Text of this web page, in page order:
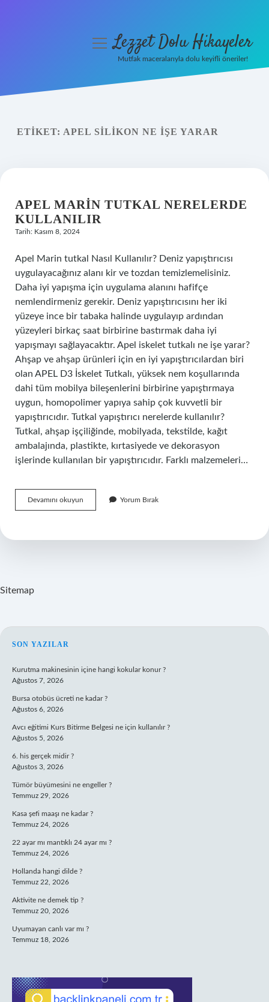
Yasal Uyarı
menüyüLezzet Dolu Hikayeler
Mutfak maceralarıyla dolu keyifli öneriler!
ETIKET: APEL SILIKON NE IŞE YARAR
APEL MARIN TUTKAL NERELERDE
KULLANILIR
Tarih: Kasım 8, 2024
Apel Marin tutkal Nasıl Kullanılır? Deniz yapıştırıcısı
uygulayacağınız alanı kir ve tozdan temizlemelisiniz.
Daha iyi yapışma için uygulama alanını hafifçe
nemlendirmeniz gerekir. Deniz yapıştırıcısını her iki
yüzeye ince bir tabaka halinde uygulayıp ardından
yüzeyleri birkaç saat birbirine bastırmak daha iyi
yapışmayı sağlayacaktır. Apel iskelet tutkalı ne işe yarar?
Ahşap ve ahşap ürünleri için en iyi yapıştırıcılardan biri
olan APEL D3 İskelet Tutkalı, yüksek nem koşullarında
dahi tüm mobilya bileşenlerini birbirine yapıştırmaya
uygun, homopolimer yapıya sahip çok kuvvetli bir
yapıştırıcıdır. Tutkal yapıştırıcı nerelerde kullanılır?
Tutkal, ahşap işçiliğinde, mobilyada, tekstilde, kağıt
ambalajında, plastikte, kırtasiyede ve dekorasyon
işlerinde kullanılan bir yapıştırıcıdır. Farklı malzemeleri…
Devamını okuyun
Marin
Kullanılır
Yorum Bırak
Sitemap
SIDEBAR
SON YAZILAR
Kurutma makinesinin içine hangi kokular konur ?
Ağustos 7, 2026
Bursa otobüs ücreti ne kadar ?
Ağustos 6, 2026
Avcı eğitimi Kurs Bitirme Belgesi ne için kullanılır ?
Ağustos 5, 2026
6. his gerçek midir ?
Ağustos 3, 2026
Tümör büyümesini ne engeller ?
Temmuz 29, 2026
Kasa şefi maaşı ne kadar ?
Temmuz 24, 2026
22 ayar mı mantıklı 24 ayar mı ?
Temmuz 24, 2026
Hollanda hangi dilde ?
Temmuz 22, 2026
Aktivite ne demek tip ?
Temmuz 20, 2026
Uyumayan canlı var mı ?
Temmuz 18, 2026